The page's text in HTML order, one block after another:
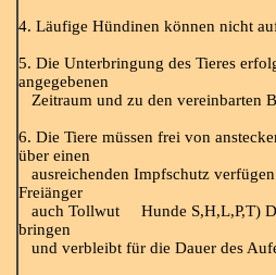
4. Läufige Hündinen können nicht
5. Die Unterbringung des Tieres
angegebenen
Zeitraum und zu den vereinbarten
6. Die Tiere müssen frei von
über einen
ausreichenden Impfschutz
Freiänger
auch Tollwut Hunde S,H,L,P,T)
bringen
und verbleibt für die Dauer des